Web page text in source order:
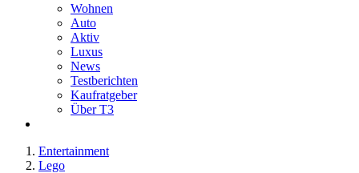
Wohnen
Auto
Aktiv
Luxus
News
Testberichten
Kaufratgeber
Über T3
Entertainment
Lego